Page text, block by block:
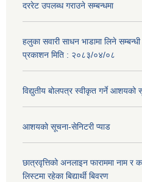
दररेट उपलब्ध गराउने सम्बन्धमा
हलुका सवारी साधन भाडामा लिने
प्रकाशन मिति : २०८३/०४/०८
विद्युतीय बोलपत्र स्वीकृत गर्ने
आशयको सूचना-सेनिटरी प्याड
छात्रवृत्तिको अनलाइन फाराममा नाम
लिस्टमा रहेका बिद्यार्थी बिवरण